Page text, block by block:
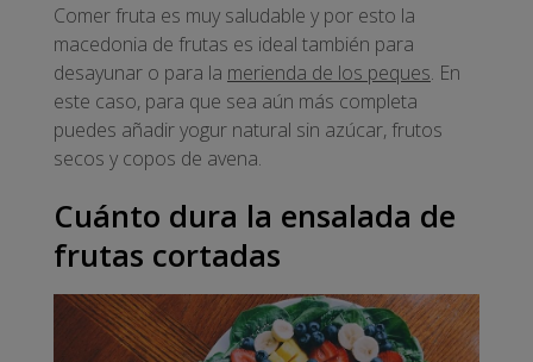
Comer fruta es muy saludable y por esto la
macedonia de frutas es ideal también para
desayunar o para la merienda de los peques. En
este caso, para que sea aún más completa
puedes añadir yogur natural sin azúcar, frutos
secos y copos de avena.
Cuánto dura la ensalada de
frutas cortadas